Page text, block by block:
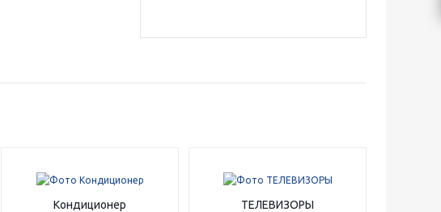
Кондиционер ТЕЛЕВИЗОРЫ